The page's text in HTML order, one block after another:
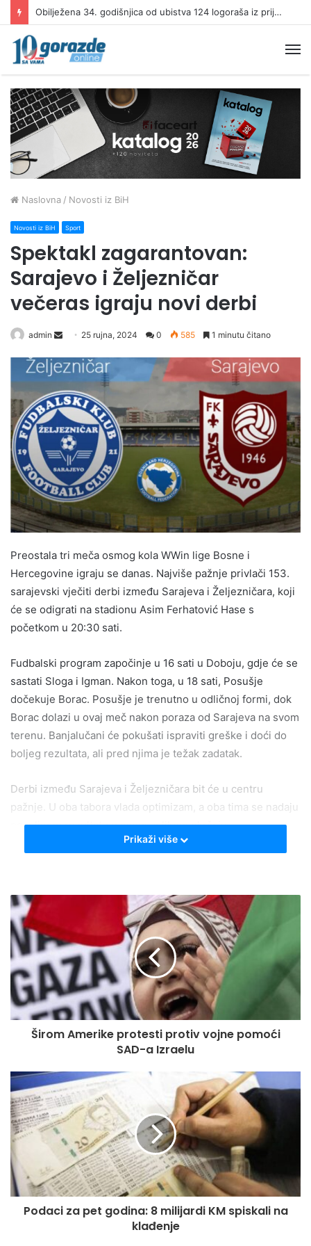
Obilježena 34. godišnjica od ubistva 124 logoraša iz prijedorskih logora Omarska i Karaterm
Naslovna / Novosti iz BiH
Novosti iz BiH Sport
Spektakl zagarantovan:
Sarajevo i Željezničar
večeras igraju novi derbi
admin
Send
email
25 rujna, 2024 0 585 1 minutu čitano
Preostala tri meča osmog kola WWin lige Bosne i
Hercegovine igraju se danas. Najviše pažnje privlači 153.
sarajevski vječiti derbi između Sarajeva i Željezničara, koji
će se odigrati na stadionu Asim Ferhatović Hase s
početkom u 20:30 sati.
Fudbalski program započinje u 16 sati u Doboju, gdje će se
sastati Sloga i Igman. Nakon toga, u 18 sati, Posušje
dočekuje Borac. Posušje je trenutno u odličnoj formi, dok
Borac dolazi u ovaj meč nakon poraza od Sarajeva na svom
terenu. Banjalučani će pokušati ispraviti greške i doći do
boljeg rezultata, ali pred njima je težak zadatak.
Derbi između Sarajeva i Željezničara bit će u centru
pažnje. U oba tabora vlada optimizam, a oba tima se nadaju
povoljnom rezultatu u ovom velikom okršaju.
u igru, ali znam da je i onda Željo bio na prvoj poziciji, a mi
smo ih razbili. Derbi je uvijek derbi, sa drugačijim
impresijama. Ne čitam medije niti to ko je favorit. To je 90
minuta, malo specifično. Ostavimo sve po strani. Hladne
glave i sa velikom motivacijom te energijom, na tragu onog
što smo igrali u Evropu, treba odigrati utakmicu”, rekao je u
najavi ovog meča trener Sarajeva Zoran Zekić.
“Očekivanja su uvijek velika. Nadam se da ćemo odigrati
dobrom ritmu. No, nema nikakvog pravila, jedna je
utakmica, naboj, tako i sutra. Očekujem trkački dobru i
agresivnu utakmicu i da pokušamo napraviti pozitivan
rezultat. Znam da neće biti lako. Kolega Zekić je to dosta
dobro posložio. Možemo biti zadovoljni i sa Željom. Da je
moglo biti bolje, moglo je, ali idemo probati odigrati jednu
mušku i čvrstu utakmicu”, kazao je Denis Ćorić, trener
Željezničara.
Prikaži više
Širom Amerike protesti protiv vojne pomoći
SAD-a Izraelu
Podaci za pet godina: 8 milijardi KM spiskali na
klađenje